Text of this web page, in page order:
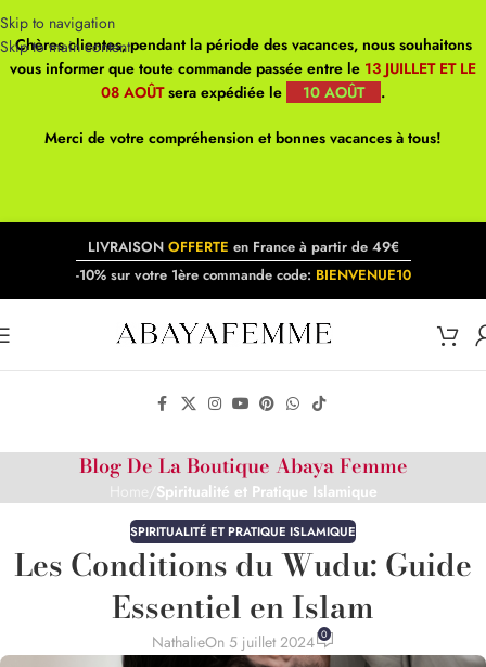
Skip to navigation
Skip to main content
Chères clientes, pendant la période des vacances, nous souhaitons
vous informer que toute commande passée entre le 13 JUILLET ET LE
08 AOÛTsera expédiée le 10 AOÛT .
Merci de votre compréhension et bonnes vacances à tous!
LIVRAISON OFFERTE en France à partir de 49€
-10% sur votre 1ère commande code: BIENVENUE10
Blog De La Boutique Abaya Femme
Spiritualité et Pratique Islamique
SPIRITUALITÉ ET PRATIQUE ISLAMIQUE
Les Conditions du Wudu: Guide
Essentiel en Islam
NathalieOn 5 juillet 2024 0